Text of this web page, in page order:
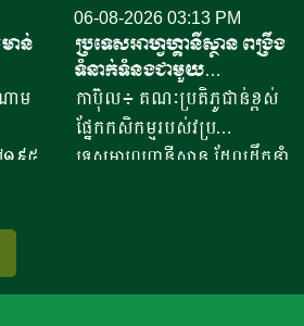
ជា
ាំ
នេះ
ាម
វី
ប
ត
“អាកោត្នោតព្រះដាក់” នៅឃុំព្រះ
ដាក់​ ស្រុក​បន្ទាយស្រី ខេត្ត
សៀមរាប​ បានឱ្យដឹង​ថា មុខរបរ
ធ្វើនំអាកោត្នោត​លក់ជូនប្រជា
ពលរដ្ឋនិងភ្ញៀវទេសចរណ៍
អន្តរជាតិ​ ក្នុងពេលសព្វថ្ងៃនេះ
ាន់
នាំ
ាម
៩៥
ន
06-08-2026 03:13 PM
ប្រទេសអាហ្វហ្គានីស្ថាន ពង្រឹង
ទំនាក់ទំនងជាមួយ
ប្រទេសម៉ុលដូវ៉ា ដើម្បីជំរុញ
កិច្ចសហប្រតិបត្តិការផ្នែក
វិទ្យាសាស្ត្រ និងកសិកម្ម
កាប៊ុល៖ គណៈប្រតិភូជាន់ខ្ពស់
ផ្នែកកសិកម្មរបស់វប្រ
ទេសអាហ្វហ្គានីស្ថាន ដែលដឹកនាំ